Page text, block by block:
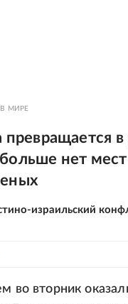
В МИРЕ
превращается
нет
израильский
во вторник